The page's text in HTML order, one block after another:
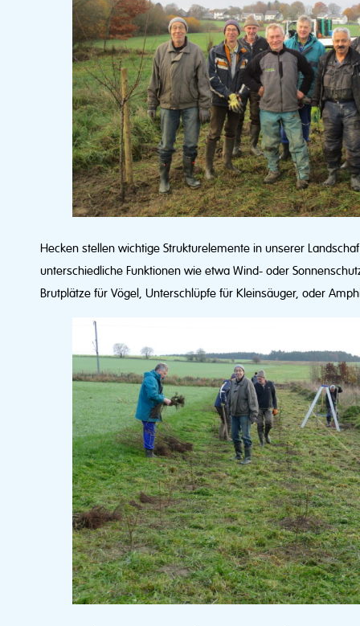
Hecken stellen wichtige Strukturelemente in unserer
unterschiedliche Funktionen wie etwa Wind- oder
Brutplätze für Vögel, Unterschlüpfe für Kleinsäuger, oder